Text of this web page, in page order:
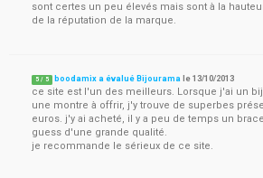
sont certes un peu élevés mais sont à la
de la réputation de la marque.
5 / 5 boodamix a évalué Bijourama le13/10/2013
ce site est l'un des meilleurs. Lorsque j'ai un
une montre à offrir, j'y trouve de superbes
euros. j'y ai acheté, il y a peu de temps un
guess d'une grande qualité.
je recommande le sérieux de ce site.